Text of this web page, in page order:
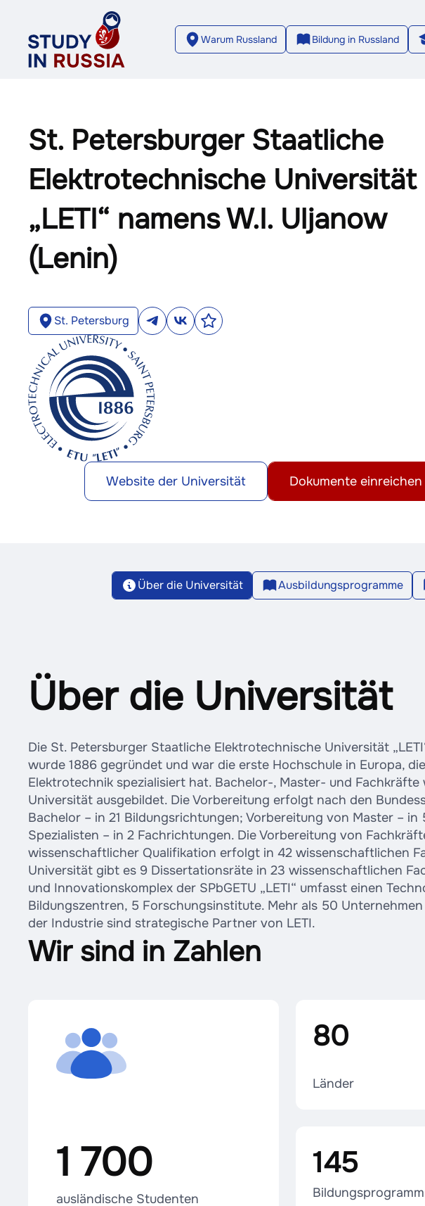
Warum Russland Bildung in Russland
St. Petersburger Staatliche
Elektrotechnische Universität
„LETI“ namens W.I. Uljanow
(Lenin)
St. Petersburg
Website der Universität Dokumente einreichen
Über die Universität Ausbildungsprogramme
Über die Universität
Die St. Petersburger Staatliche Elektrotechnische Universität
wurde 1886 gegründet und war die erste Hochschule in Europa,
Elektrotechnik spezialisiert hat. Bachelor-, Master- und Fachkräfte
Universität ausgebildet. Die Vorbereitung erfolgt nach den
Bachelor – in 21 Bildungsrichtungen; Vorbereitung von Master – in
Spezialisten – in 2 Fachrichtungen. Die Vorbereitung von
wissenschaftlicher Qualifikation erfolgt in 42 wissenschaftlichen
Universität gibt es 9 Dissertationsräte in 23 wissenschaftlichen
und Innovationskomplex der SPbGETU „LETI“ umfasst einen
Bildungszentren, 5 Forschungsinstitute. Mehr als 50
der Industrie sind strategische Partner von LETI.
Wir sind in Zahlen
1 700
ausländische Studenten
80
Länder
145
Bildungsprogramm